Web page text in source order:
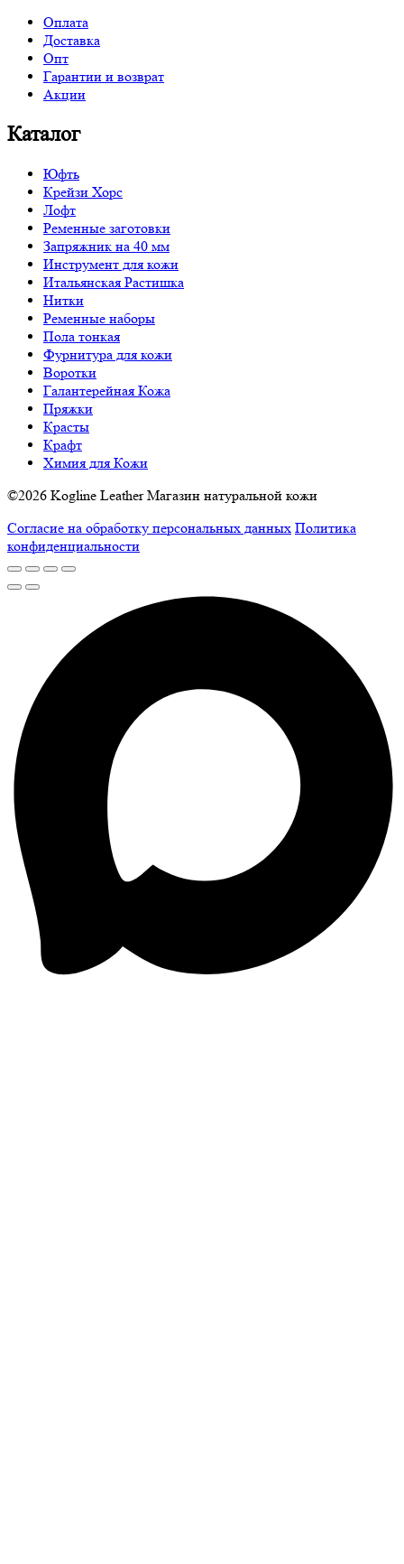
Оплата
Доставка
Опт
Гарантии и возврат
Акции
Каталог
Юфть
Крейзи Хорс
Лофт
Ременные заготовки
Запряжник на 40 мм
Инструмент для кожи
Итальянская Растишка
Нитки
Ременные наборы
Пола тонкая
Фурнитура для кожи
Воротки
Галантерейная Кожа
Пряжки
Красты
Крафт
Химия для Кожи
©2026 Kogline Leather Магазин натуральной кожи
Согласие на обработку персональных данных Политика
конфиденциальности